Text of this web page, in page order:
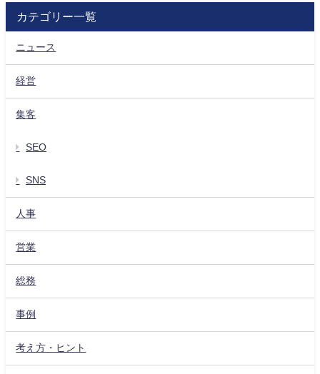
カテゴリー一覧
ニュース
経営
集客
SEO
SNS
人事
営業
総務
事例
考え方・ヒント